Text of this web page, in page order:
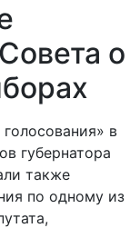
о
в
губернатора
также
по одному из